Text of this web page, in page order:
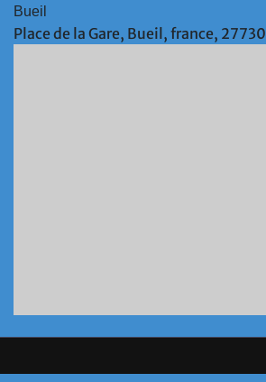
Bueil
Place de la Gare, Bueil, france, 27730